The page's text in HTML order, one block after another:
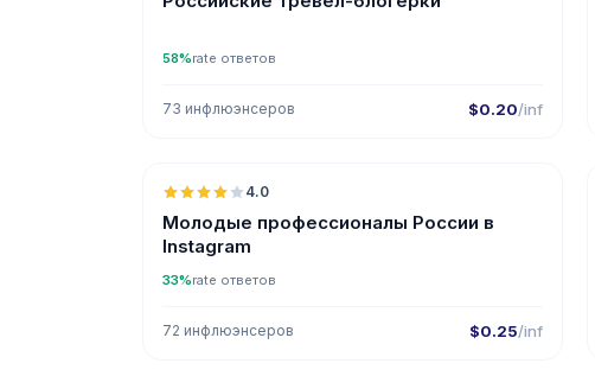
58%rate ответов
73 инфлюэнсеров $0.20/inf
4.0
Молодые профессионалы России в
Instagram
33%rate ответов
72 инфлюэнсеров $0.25/inf